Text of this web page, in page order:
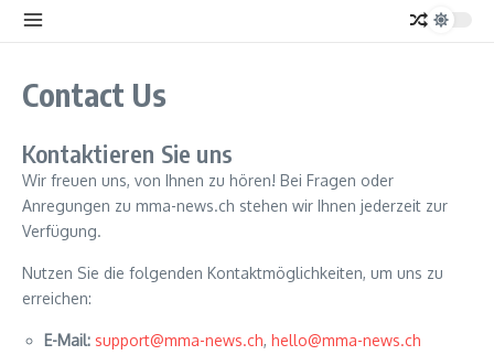
Contact Us
Kontaktieren Sie uns
Wir freuen uns, von Ihnen zu hören! Bei Fragen oder
Anregungen zu mma-news.ch stehen wir Ihnen jederzeit zur
Verfügung.
Nutzen Sie die folgenden Kontaktmöglichkeiten, um uns zu
erreichen:
E-Mail: support@mma-news.ch, hello@mma-news.ch